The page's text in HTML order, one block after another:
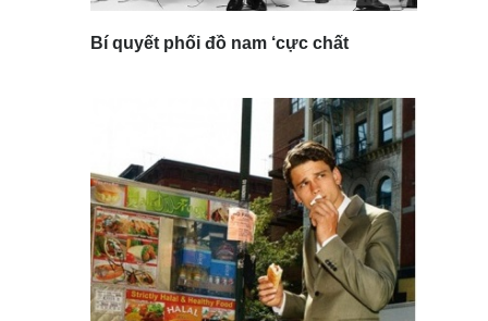
Bí quyết phối đồ nam ‘cực chất